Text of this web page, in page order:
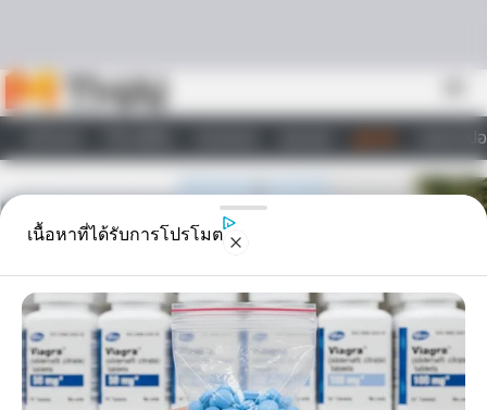
วอลเปเ
เนื้อหาที่ได้รับการโปรโมต